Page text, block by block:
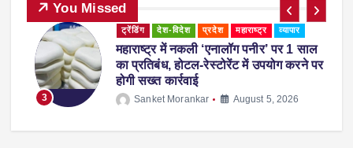
You Missed
3
ट्रेंडिंग देश-विदेश प्रदेश महाराष्ट्र व्यापार
महाराष्ट्र में नकली ‘एनालॉग पनीर’ पर 1 साल
का प्रतिबंध, होटल-रेस्टोरेंट में उपयोग करने पर
होगी सख्त कार्रवाई
Sanket Morankar August 5, 2026